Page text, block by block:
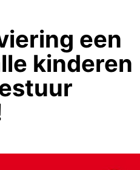
een
kinderen